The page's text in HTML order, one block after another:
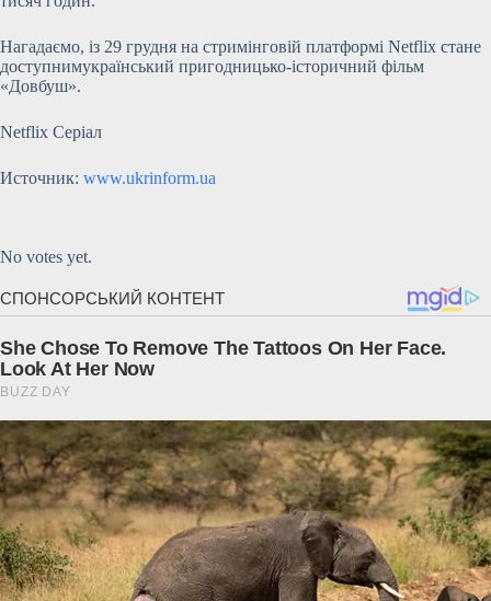
Нагадаємо, із 29 грудня на стримінговій платформі Netflix стане
доступнимукраїнський пригодницько-історичний фільм
«Довбуш».
Netflix Серіал
Источник: www.ukrinform.ua
No votes yet.